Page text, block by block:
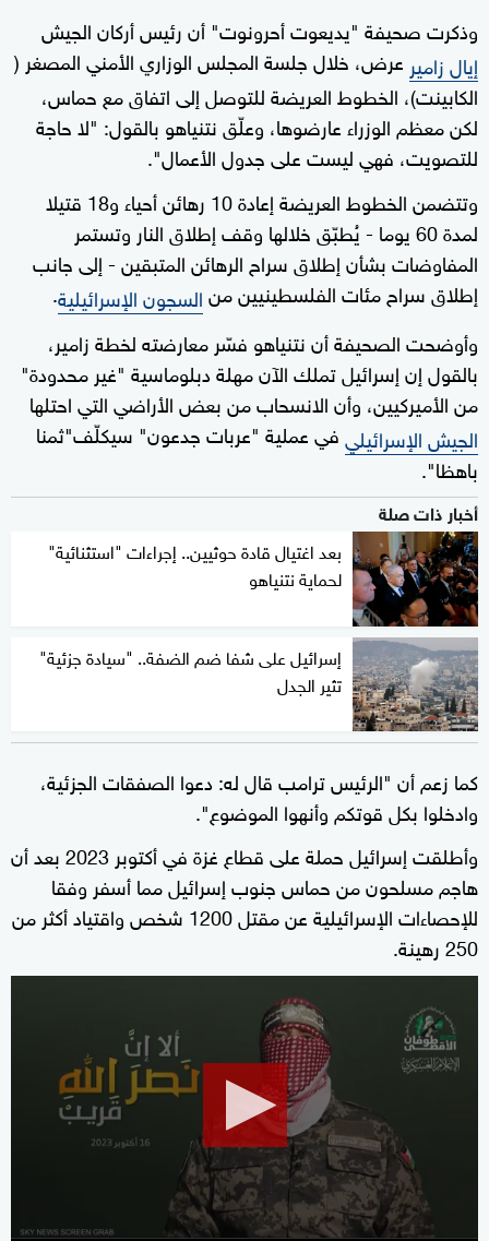
وذكرت صحيفة "يديعوت أحرونوت" أن رئيس أركان الجيش
إيال زامير عرض، خلال جلسة المجلس الوزاري الأمني ​​المصغر (
الكابينت)، الخطوط العريضة للتوصل إلى اتفاق مع حماس،
لكن معظم الوزراء عارضوها، وعلّق نتنياهو بالقول: "لا حاجة
للتصويت، فهي ليست على جدول الأعمال".
وتتضمن الخطوط العريضة إعادة 10 رهائن أحياء و18 قتيلا
لمدة 60 يوما - يُطبّق خلالها وقف إطلاق النار وتستمر
المفاوضات بشأن إطلاق سراح الرهائن المتبقين - إلى جانب
إطلاق سراح مئات الفلسطينيين منالسجون الإسرائيلية.
وأوضحت الصحيفة أن نتنياهو فسّر معارضته لخطة زامير،
بالقول إن إسرائيل تملك الآن مهلة دبلوماسية "غير محدودة"
من الأميركيين، وأن الانسحاب من بعض الأراضي التي احتلها
الجيش الإسرائيليفي عملية "عربات جدعون" سيكلّف"ثمنا
باهظا".
أخبار ذات صلة
بعد اغتيال قادة حوثيين.. إجراءات "استثنائية"
لحماية نتنياهو
إسرائيل على شفا ضم الضفة.. "سيادة جزئية"
تثير الجدل
كما زعم أن "الرئيس ترامب قال له: دعوا الصفقات الجزئية،
وادخلوا بكل قوتكم وأنهوا الموضوع".
وأطلقت إسرائيل حملة على قطاع غزة في أكتوبر 2023 بعد أن
هاجم مسلحون من حماس جنوب إسرائيل مما أسفر وفقا
للإحصاءات الإسرائيلية عن مقتل 1200 شخص واقتياد أكثر من
250 رهينة.
seconds